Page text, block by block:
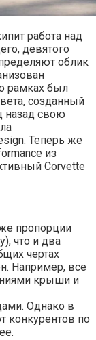
работа над
девятого
облик
рамках был
созданный
назад свою
Теперь же
из
Corvette
пропорции
что и два
чертах
Например, все
крыши и
Однако в
конкурентов по